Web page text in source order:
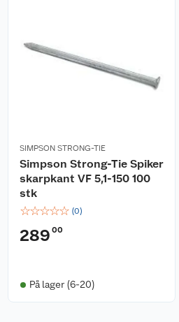
SIMPSON STRONG-TIE
Simpson Strong-Tie Spiker
skarpkant VF 5,1-150 100
stk
☆☆☆☆☆ (0)
289 00
På lager (6-20)